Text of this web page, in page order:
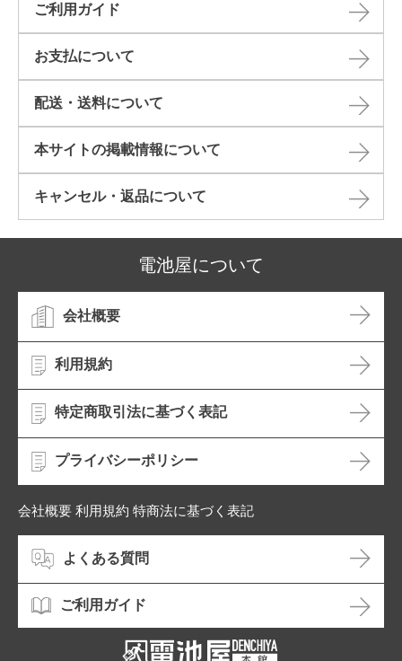
ご利用ガイド
お支払について
配送・送料について
本サイトの掲載情報について​
キャンセル・返品について​
電池屋について
会社概要
利用規約
特定商取引法に基づく表記
プライバシーポリシー
会社概要 利用規約 特商法に基づく表記
よくある質問
ご利用ガイド